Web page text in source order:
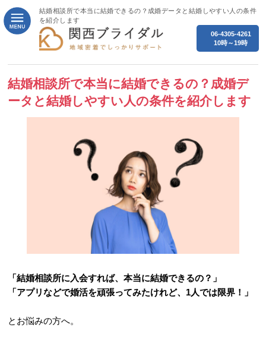
結婚相談所で本当に結婚できるの？成婚データと結婚しやすい人の条件
を紹介します
06-4305-4261
10時～19時
結婚相談所で本当に結婚できるの？成婚デ
ータと結婚しやすい人の条件を紹介します
「結婚相談所に入会すれば、本当に結婚できるの？」
「アプリなどで婚活を頑張ってみたけれど、1人では限界！」
とお悩みの方へ。